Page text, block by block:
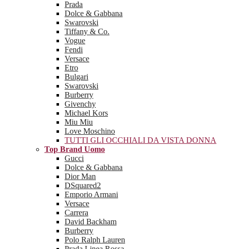
Prada
Dolce & Gabbana
Swarovski
Tiffany & Co.
Vogue
Fendi
Versace
Etro
Bulgari
Swarovski
Burberry
Givenchy
Michael Kors
Miu Miu
Love Moschino
TUTTI GLI OCCHIALI DA VISTA DONNA
Top Brand Uomo
Gucci
Dolce & Gabbana
Dior Man
DSquared2
Emporio Armani
Versace
Carrera
David Backham
Burberry
Polo Ralph Lauren